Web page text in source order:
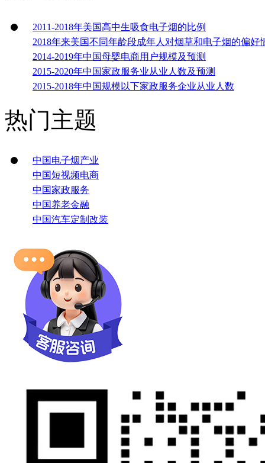
2011-2018年美国高中生吸食电子烟的比例
2018年来美国不同年龄段成年人对烟草和电子烟的偏好
2014-2019年中国母婴电商用户规模及预测
2015-2020年中国家政服务业从业人数及预测
2015-2018年中国规模以下家政服务企业从业人数
热门主题
中国电子烟产业
中国短视频电商
中国家政服务
中国养老金融
中国汽车定制改装